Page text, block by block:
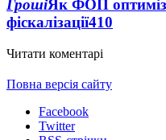
ГрошіЯк ФОП
фіскалізації410
Читати коментарі
Повна версія сайту
Facebook
Twitter